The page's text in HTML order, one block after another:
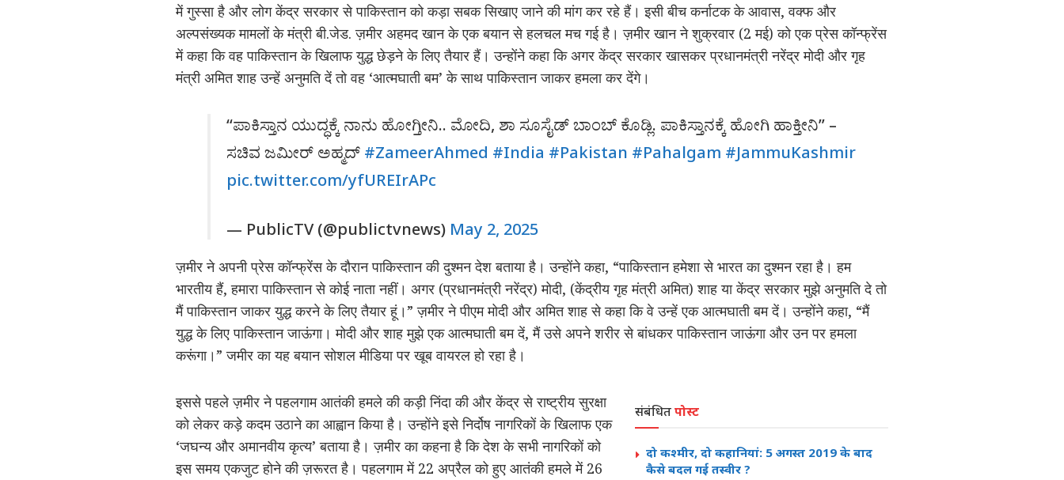
में गुस्सा है और लोग केंद्र सरकार से पाकिस्तान को कड़ा सबक सिखाए जाने की मांग कर रहे हैं। इसी बीच कर्नाटक के आवास, वक्फ और
अल्पसंख्यक मामलों के मंत्री बी.जेड. ज़मीर अहमद खान के एक बयान से हलचल मच गई है। ज़मीर खान ने शुक्रवार (2 मई) को एक प्रेस कॉन्फ्रेंस
में कहा कि वह पाकिस्तान के खिलाफ युद्ध छेड़ने के लिए तैयार हैं। उन्होंने कहा कि अगर केंद्र सरकार खासकर प्रधानमंत्री नरेंद्र मोदी और गृह
मंत्री अमित शाह उन्हें अनुमति दें तो वह ‘आत्मघाती बम’ के साथ पाकिस्तान जाकर हमला कर देंगे।
“ಪಾಕಿಸ್ತಾನ ಯುದ್ಧಕ್ಕೆ ನಾನು ಹೋಗ್ತೀನಿ.. ಮೋದಿ, ಶಾ ಸೂಸೈಡ್‌ ‌ಬಾಂಬ್‌ ಕೊಡ್ಲಿ. ಪಾಕಿಸ್ತಾನಕ್ಕೆ ಹೋಗಿ ಹಾಕ್ತೀನಿ” –
ಸಚಿವ ಜಮೀರ್‌ ಅಹ್ಮದ್‌ #ZameerAhmed #India #Pakistan #Pahalgam #JammuKashmir
pic.twitter.com/yfUREIrAPc
— PublicTV (@publictvnews) May 2, 2025
ज़मीर ने अपनी प्रेस कॉन्फ्रेंस के दौरान पाकिस्तान की दुश्मन देश बताया है। उन्होंने कहा, “पाकिस्तान हमेशा से भारत का दुश्मन रहा है। हम
भारतीय हैं, हमारा पाकिस्तान से कोई नाता नहीं। अगर (प्रधानमंत्री नरेंद्र) मोदी, (केंद्रीय गृह मंत्री अमित) शाह या केंद्र सरकार मुझे अनुमति दे तो
मैं पाकिस्तान जाकर युद्ध करने के लिए तैयार हूं।” ज़मीर ने पीएम मोदी और अमित शाह से कहा कि वे उन्हें एक आत्मघाती बम दें। उन्होंने कहा, “मैं
युद्ध के लिए पाकिस्तान जाऊंगा। मोदी और शाह मुझे एक आत्मघाती बम दें, मैं उसे अपने शरीर से बांधकर पाकिस्तान जाऊंगा और उन पर हमला
करूंगा।” जमीर का यह बयान सोशल मीडिया पर खूब वायरल हो रहा है।
संबंधितपोस्ट
दो कश्मीर, दो कहानियां: 5 अगस्त 2019 के बाद
कैसे बदल गई तस्वीर ?
इससे पहले ज़मीर ने पहलगाम आतंकी हमले की कड़ी निंदा की और केंद्र से राष्ट्रीय सुरक्षा
को लेकर कड़े कदम उठाने का आह्वान किया है। उन्होंने इसे निर्दोष नागरिकों के खिलाफ एक
‘जघन्य और अमानवीय कृत्य’ बताया है। ज़मीर का कहना है कि देश के सभी नागरिकों को
इस समय एकजुट होने की ज़रूरत है। पहलगाम में 22 अप्रैल को हुए आतंकी हमले में 26